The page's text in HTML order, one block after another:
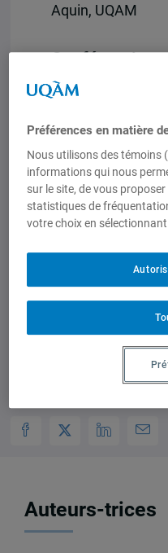
Aquin, UQAM
Conférencier:
Julien Frédéric
économiques de
Entrée libre
La deuxième
chercheurs du
internationaux »
2019.
Auteurs-trices
Préférences en matière
Nous utilisons des témoins
informations qui nous
sur le site, de vous
statistiques de
votre choix en sélectionnant